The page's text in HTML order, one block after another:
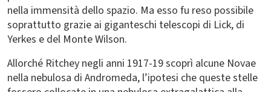
nella immensità dello spazio. Ma esso fu reso possibile
soprattutto grazie ai giganteschi telescopi di Lick, di
Yerkes e del Monte Wilson.
Allorché Ritchey negli anni 1917-19 scoprì alcune Novae
nella nebulosa di Andromeda, l’ipotesi che queste stelle